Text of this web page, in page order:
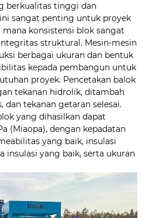
berkualitas tinggi dan
sangat penting untuk proyek
mana konsistensi blok sangat
struktural. Mesin-mesin
berbagai ukuran dan bentuk
kepada pembangun untuk
proyek. Pencetakan balok
tekanan hidrolik, ditambah
dan tekanan getaran selesai.
yang dihasilkan dapat
(Miaopa), dengan kepadatan
yang baik, insulasi
insulasi yang baik, serta ukuran